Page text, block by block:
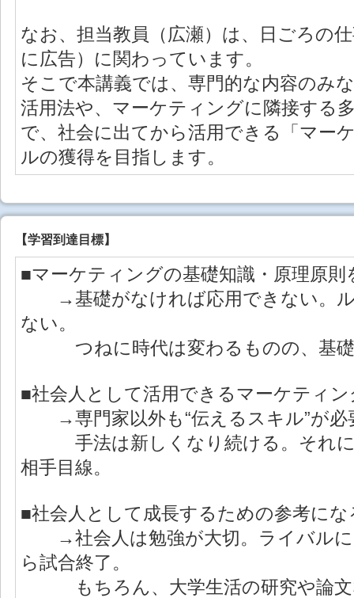
なお、担当教員（広瀬）は、日ごろの
に広告）に関わっています。
そこで本講義では、専門的な内容のみ
活用法や、マーケティングに隣接する
で、社会に出てから活用できる「マー
ルの獲得を目指します。
【学習到達目標】
■マーケティングの基礎知識・原理原則
→基礎がなければ応用できない。ル
ない。
つねに時代は変わるものの、基礎
■社会人として活用できるマーケティ
→専門家以外も“伝えるスキル”が必
手法は新しくなり続ける。それに
相手目線。
■社会人として成長するための参考に
→社会人は勉強が大切。ライバルに
ら試合終了。
もちろん、大学生活の研究や論文